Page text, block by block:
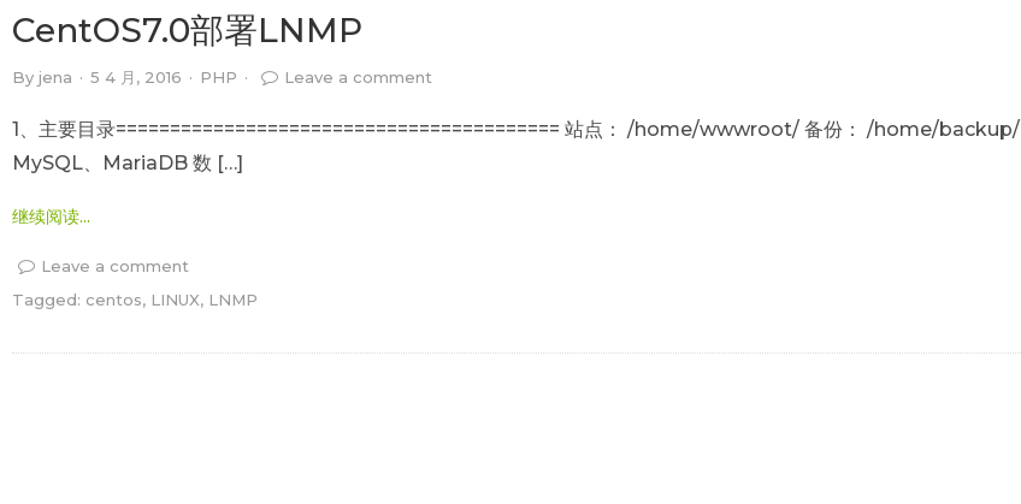
CentOS7.0部署LNMP
By jena · 5 4 月, 2016 · PHP · Leave a comment
1、主要目录========================================= 站点： /home/wwwroot/ 备份： /home/backup/
MySQL、MariaDB 数 […]
继续阅读...
Leave a comment
Tagged: centos, LINUX, LNMP